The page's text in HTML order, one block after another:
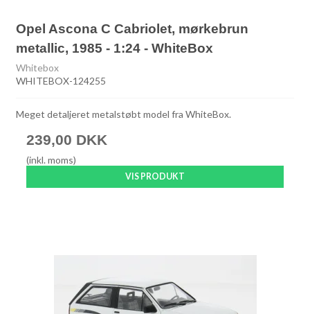
Opel Ascona C Cabriolet, mørkebrun
metallic, 1985 - 1:24 - WhiteBox
Whitebox
WHITEBOX-124255
Meget detaljeret metalstøbt model fra WhiteBox.
239,00 DKK
(inkl. moms)
VIS PRODUKT